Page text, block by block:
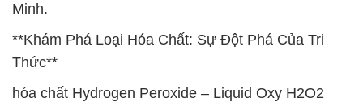
Minh.
**Khám Phá Loại Hóa Chất: Sự Đột Phá Của Tri
Thức**
hóa chất Hydrogen Peroxide – Liquid Oxy H2O2